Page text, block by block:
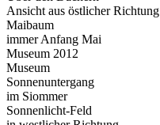
Ansicht aus östlicher Richtung
Maibaum
immer Anfang Mai
Museum 2012
Museum
Sonnenuntergang
im Siommer
Sonnenlicht-Feld